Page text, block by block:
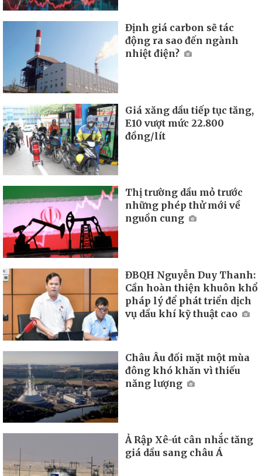
Định giá carbon sẽ tác
động ra sao đến ngành
nhiệt điện?
Giá xăng dầu tiếp tục tăng,
E10 vượt mức 22.800
đồng/lít
Thị trường dầu mỏ trước
những phép thử mới về
nguồn cung
ĐBQH Nguyễn Duy Thanh:
Cần hoàn thiện khuôn khổ
pháp lý để phát triển dịch
vụ dầu khí kỹ thuật cao
Châu Âu đối mặt một mùa
đông khó khăn vì thiếu
năng lượng
Ả Rập Xê-út cân nhắc tăng
giá dầu sang châu Á